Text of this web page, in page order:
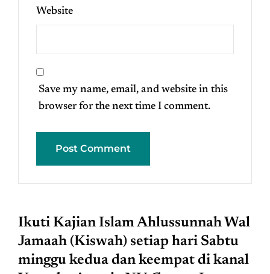
Website
Save my name, email, and website in this
browser for the next time I comment.
Ikuti Kajian Islam Ahlussunnah Wal
Jamaah (Kiswah) setiap hari Sabtu
minggu kedua dan keempat di kanal